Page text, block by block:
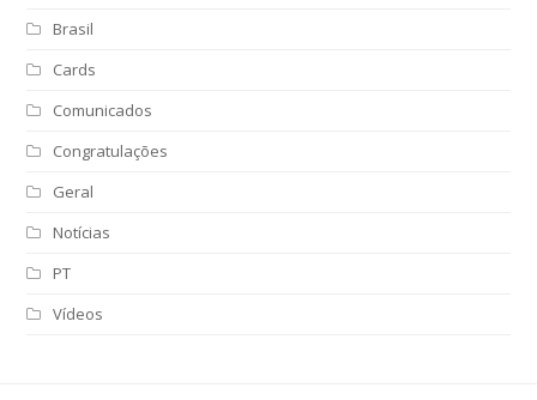
Brasil
Cards
Comunicados
Congratulações
Geral
Notícias
PT
Vídeos